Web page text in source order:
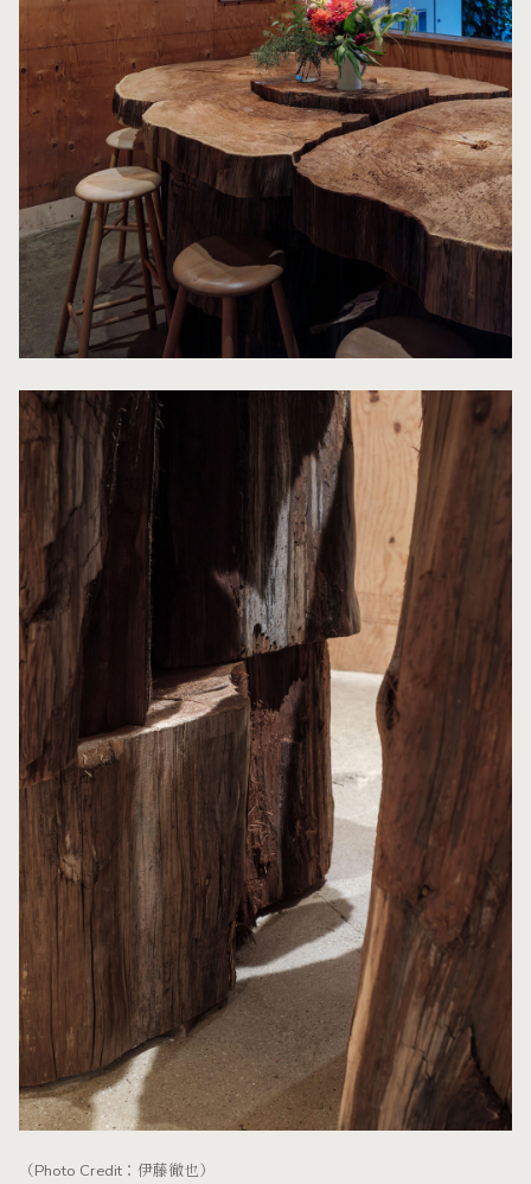
（Photo Credit：伊藤徹也）